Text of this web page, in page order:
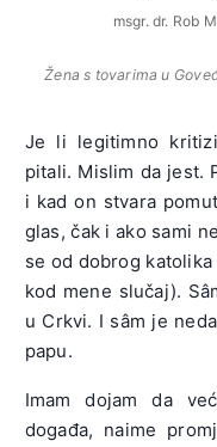
msgr. dr. Rob
Žena s tovarima u
Je li legitimno
pitali. Mislim da jest.
i kad on stvara
glas, čak i ako sami
se od dobrog
kod mene slučaj).
u Crkvi. I sâm je
papu.
Imam dojam da
događa, naime